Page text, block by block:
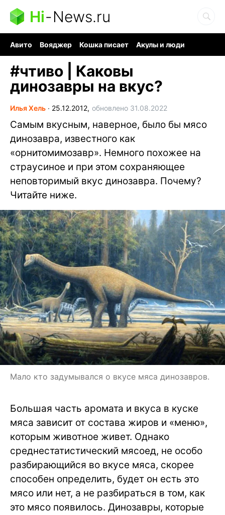
Hi-News.ru
Авито Вояджер Кошка писает
Акулы и люди
#чтиво | Каковы
динозавры на вкус?
Илья Хель ∙ 25.12.2012, обновлено 31.08.2022
Самым вкусным, наверное, было бы мясо
динозавра, известного как
«орнитомимозавр». Немного похожее на
страусиное и при этом сохраняющее
неповторимый вкус динозавра. Почему?
Читайте ниже.
Мало кто задумывался о вкусе мяса динозавров.
Большая часть аромата и вкуса в куске
мяса зависит от состава жиров и «меню»,
которым животное живет. Однако
среднестатистический мясоед, не особо
разбирающийся во вкусе мяса, скорее
способен определить, будет он есть это
мясо или нет, а не разбираться в том, как
это мясо появилось. Динозавры, которые